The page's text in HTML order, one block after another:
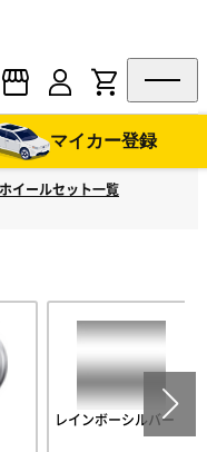
マイカー登録
イールセット一覧
レインボーシルバー